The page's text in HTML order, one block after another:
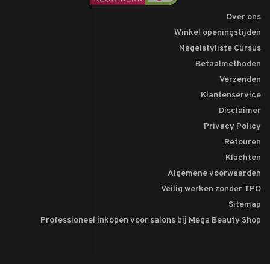
Over ons
Winkel openingstijden
Nagelstyliste Cursus
Betaalmethoden
Verzenden
Klantenservice
Disclaimer
Privacy Policy
Retouren
Klachten
Algemene voorwaarden
Veilig werken zonder TPO
Sitemap
Professioneel inkopen voor salons bij Mega Beauty Shop